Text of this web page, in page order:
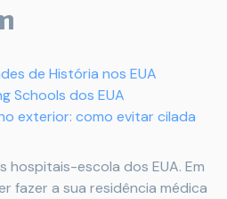
de História nos EUA
Schools dos EUA
exterior: como evitar cilada
hospitais-escola dos EUA. Em
fazer a sua residência médica